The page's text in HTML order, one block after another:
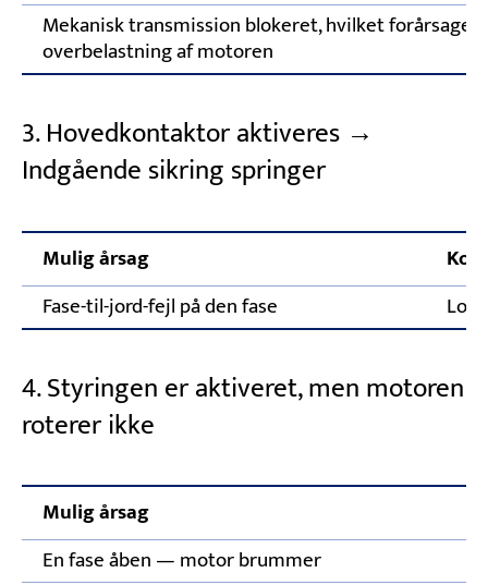
Mekanisk transmission blokeret, hvilket forårsager
overbelastning af motoren
3. Hovedkontaktor aktiveres →
Indgående sikring springer
Mulig årsag
Fase-til-jord-fejl på den fase
4. Styringen er aktiveret, men motoren
roterer ikke
Mulig årsag
En fase åben — motor brummer